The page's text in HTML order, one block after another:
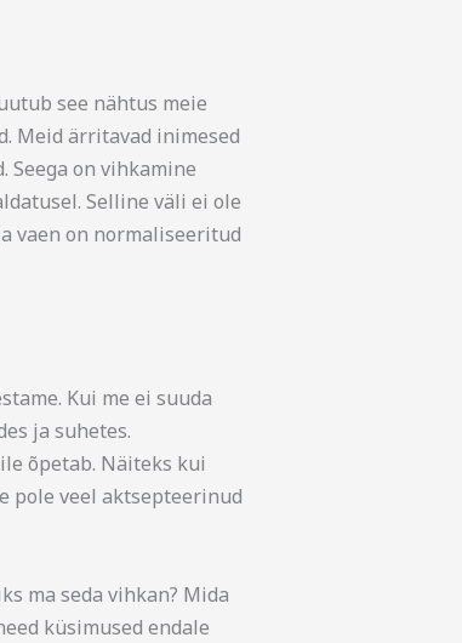
see nähtus meie
Meid ärritavad inimesed
Seega on vihkamine
Selline väli ei ole
vaen on normaliseeritud
Kui me ei suuda
ja suhetes.
õpetab. Näiteks kui
pole veel aktsepteerinud
ma seda vihkan? Mida
küsimused endale